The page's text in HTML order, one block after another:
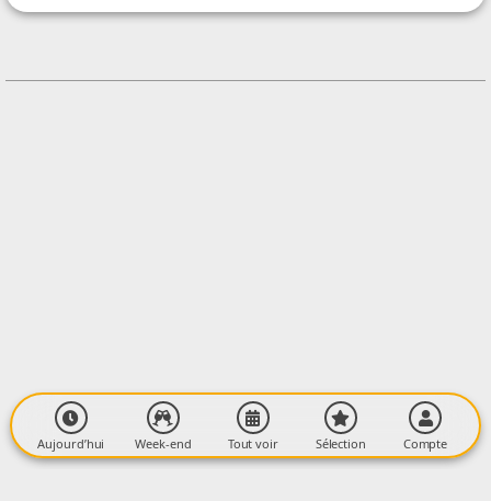
CONTACT
Contacter l'organisateur
Aujourd’hui Week-end Tout voir Sélection Compte